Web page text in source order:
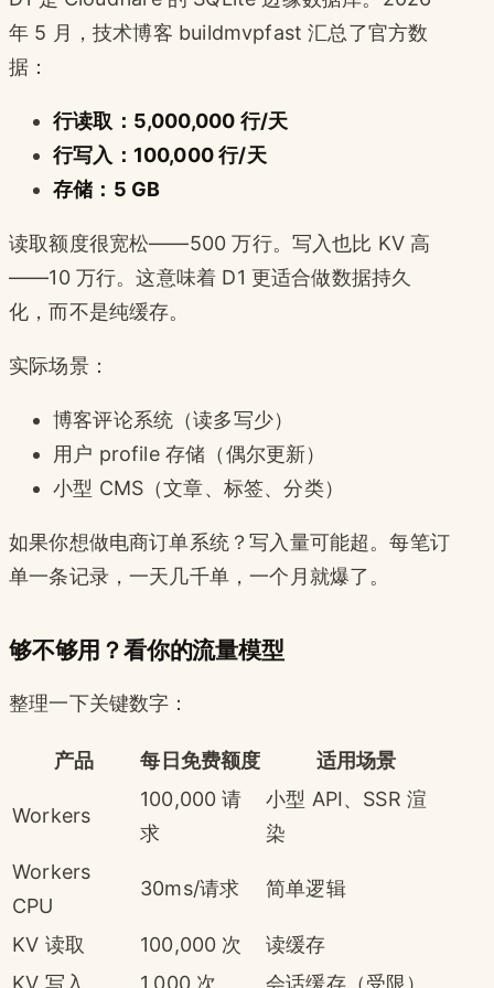
年 5 月，技术博客 buildmvpfast 汇总了官方数
据：
行读取：5,000,000 行/天
行写入：100,000 行/天
存储：5 GB
读取额度很宽松——500 万行。写入也比 KV 高
——10 万行。这意味着 D1 更适合做数据持久
化，而不是纯缓存。
实际场景：
博客评论系统（读多写少）
用户 profile 存储（偶尔更新）
小型 CMS（文章、标签、分类）
如果你想做电商订单系统？写入量可能超。每笔订
单一条记录，一天几千单，一个月就爆了。
够不够用？看你的流量模型
整理一下关键数字：
产品 每日免费额度 适用场景
Workers
100,000 请
求
小型 API、SSR 渲
染
Workers
CPU
30ms/请求 简单逻辑
KV 读取 100,000 次
读缓存
KV 写入
1,000 次 会话缓存（受限）